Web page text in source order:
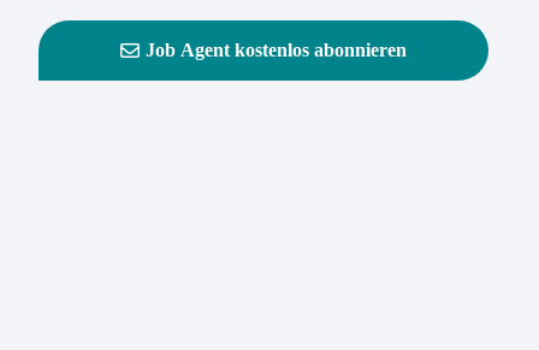
Job Agent kostenlos abonnieren